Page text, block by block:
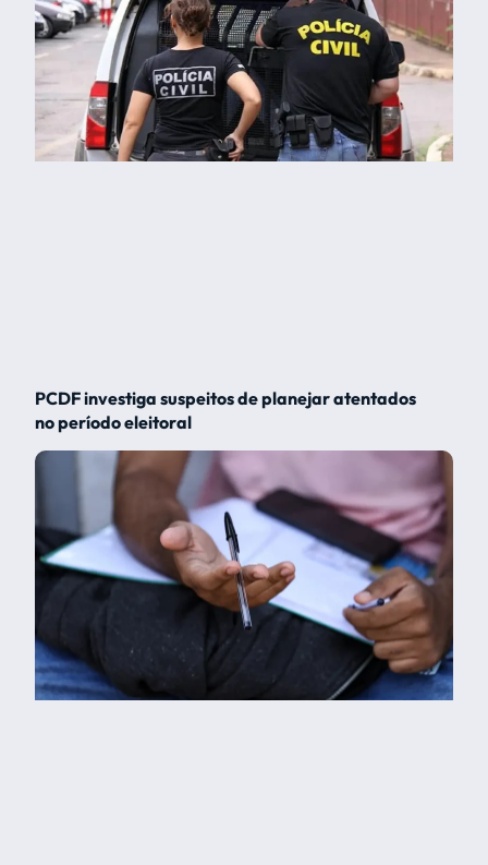
PCDF investiga suspeitos de planejar atentados
no período eleitoral